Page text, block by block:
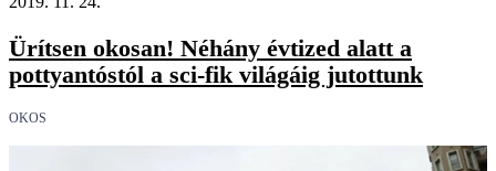
Ürítsen okosan! Néhány évtized alatt a
pottyantóstól a sci-fik világáig jutottunk
OKOS